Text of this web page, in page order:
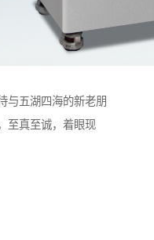
与五湖四海的新老朋
至真至诚，着眼现